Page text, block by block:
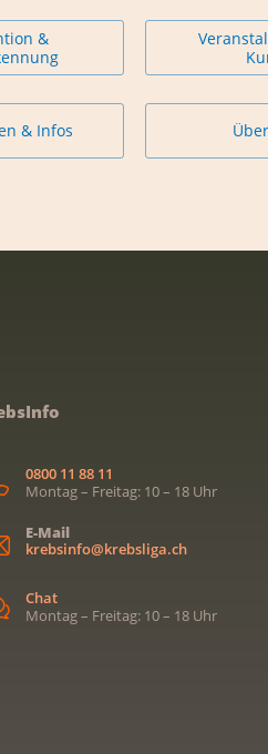
&
& Infos
0800 11 88 11
Montag – Freitag: 10 – 18 Uhr
E-Mail
krebsinfo@krebsliga.ch
Chat
Montag – Freitag: 10 – 18 Uhr